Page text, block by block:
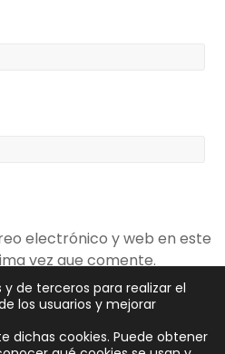
electrónico y web en este
vez que comente.
de terceros para realizar el
los usuarios y mejorar
dichas cookies. Puede obtener